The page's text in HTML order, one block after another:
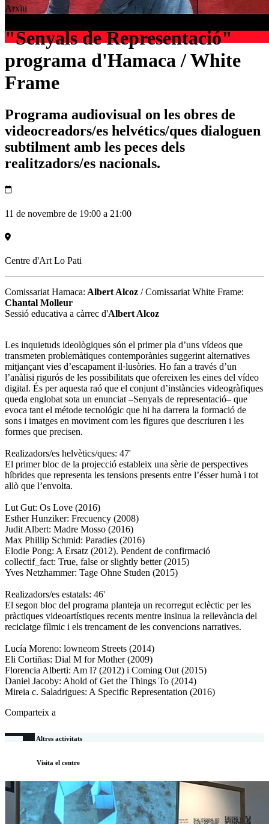
Arxiu
"Senyals de Representació"
programa d'Hamaca / White
Frame
Programa audiovisual on les obres de
videocreadors/es helvétics/ques dialoguen
subtilment amb les peces dels
realitzadors/es nacionals.
11 de novembre de 19:00 a 21:00
Centre d'Art Lo Pati
Comissariat Hamaca: Albert Alcoz / Comissariat White Frame:
Chantal Molleur
Sessió educativa a càrrec d'Albert Alcoz
Les inquietuds ideològiques són el primer pla d’uns vídeos que
transmeten problemàtiques contemporànies suggerint alternatives
mitjançant vies d’escapament il·lusòries. Ho fan a través d’un
l’anàlisi rigurós de les possibilitats que ofereixen les eines del vídeo
digital. És per aquesta raó que el conjunt d’instàncies videogràfiques
queda englobat sota un enunciat –Senyals de representació– que
evoca tant el métode tecnológic que hi ha darrera la formació de
sons i imatges en moviment com les figures que descriuren i les
formes que precisen.
Realizadors/es helvètics/ques: 47'
El primer bloc de la projecció estableix una sèrie de perspectives
híbrides que representa les tensions presents entre l’ésser humà i tot
allò que l’envolta.
Lut Gut: Os Love (2016)
Esther Hunziker: Frecuency (2008)
Judit Albert: Madre Mosso (2016)
Max Phillip Schmid: Paradies (2016)
Elodie Pong: A Ersatz (2012). Pendent de confirmació
collectif_fact: True, false or slightly better (2015)
Yves Netzhammer: Tage Ohne Studen (2015)
Realizadors/es estatals: 46'
El segon bloc del programa planteja un recorregut eclèctic per les
pràctiques videoartístiques recents mentre insinua la rellevància del
reciclatge fílmic i els trencament de les convencions narratives.
Lucía Moreno: lowneom Streets (2014)
Eli Cortiñas: Dial M for Mother (2009)
Florencia Alberti: Am I? (2012) i Coming Out (2015)
Daniel Jacoby: Ahold of Get the Things To (2014)
Mireia c. Saladrigues: A Specific Representation (2016)
Comparteix a
Altres activitats
Visita el centre